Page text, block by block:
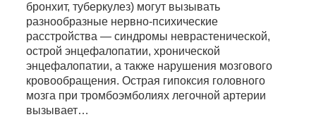
бронхит, туберкулез) могут вызывать
разнообразные нервно-психические
расстройства — синдромы неврастенической,
острой энцефалопатии, хронической
энцефалопатии, а также нарушения мозгового
кровообращения. Острая гипоксия головного
мозга при тромбоэмболиях легочной артерии
вызывает…